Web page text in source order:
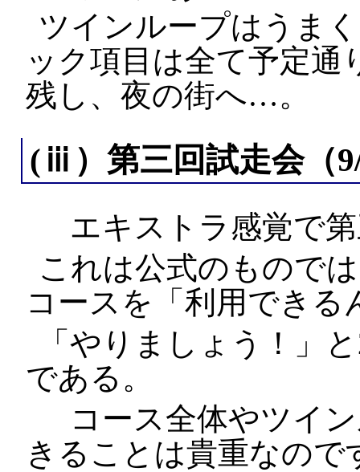
ツインループはうま
ック項目は全て予定
残し、夜の街へ…。
(ⅲ）第三回試走会（
エキストラ感覚で
これは公式のもので
コースを「利用でき
「やりましょう！」
である。
コース全体やツイ
きることは貴重なので